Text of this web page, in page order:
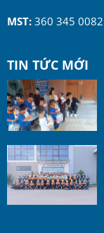
MST: 360 345 0082
TIN TỨC MỚI